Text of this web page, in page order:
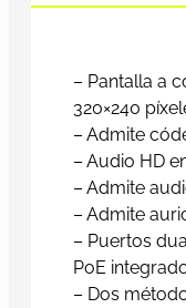
– Pantalla a
320×240
– Admite
– Audio HD
– Admite
– Admite
– Puertos
PoE
– Dos